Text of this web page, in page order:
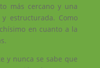
más cercano y una
estructurada. Como
en cuanto a la
y nunca se sabe que